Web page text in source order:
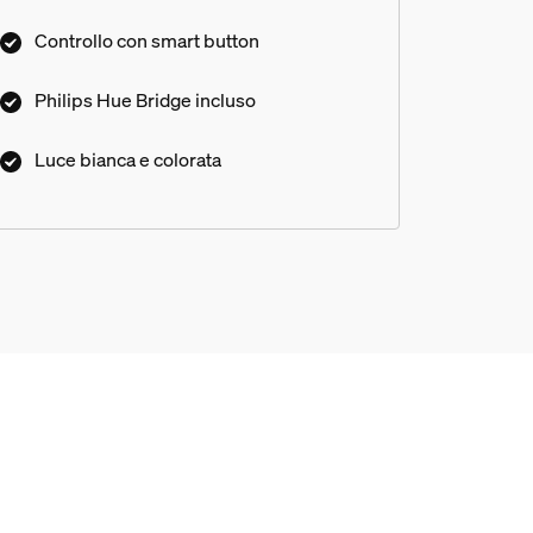
Controllo con smart button
Philips Hue Bridge incluso
Luce bianca e colorata